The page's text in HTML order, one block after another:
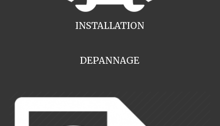
INSTALLATION
DEPANNAGE